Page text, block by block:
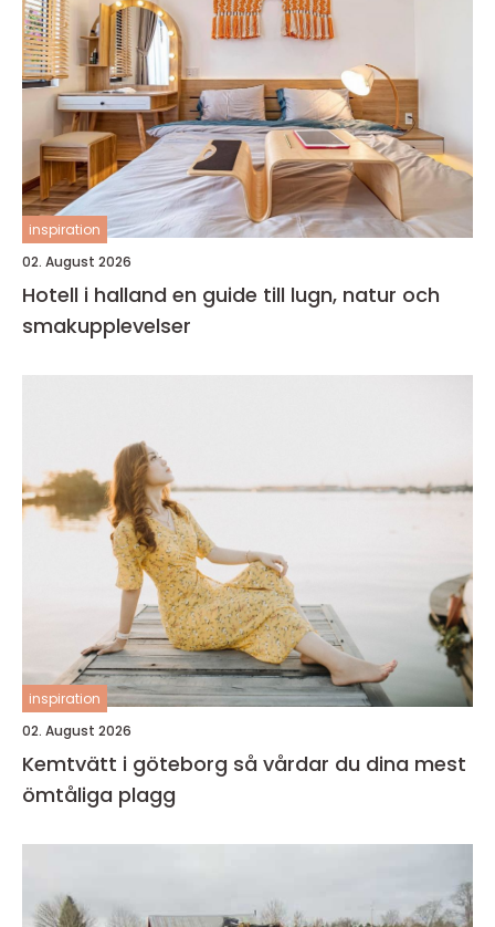
inspiration
02. August 2026
Hotell i halland en guide till lugn, natur och
smakupplevelser
inspiration
02. August 2026
Kemtvätt i göteborg så vårdar du dina mest
ömtåliga plagg